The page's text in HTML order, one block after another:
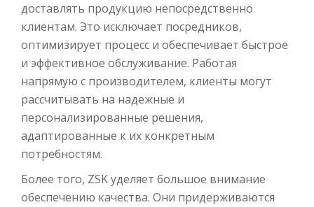
доставлять продукцию непосредственно
клиентам. Это исключает посредников,
оптимизирует процесс и обеспечивает быстрое
и эффективное обслуживание. Работая
напрямую с производителем, клиенты могут
рассчитывать на надежные и
персонализированные решения,
адаптированные к их конкретным
потребностям.
Более того, ZSK уделяет большое внимание
обеспечению качества. Они придерживаются